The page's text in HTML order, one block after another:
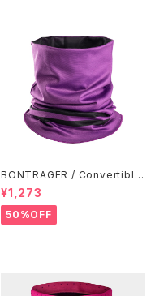
BONTRAGER / Convertible
Neck Gaiter / Purple Lotus
-Black
¥1,273
50%OFF